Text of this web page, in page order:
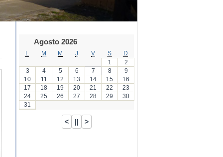
Agosto 2026
M M J V S
D
1
2
3
4 5 6 7 8
9
10
11 12 13 14 15
16
17
18 19 20 21 22
23
24
25 26 27 28 29
30
31